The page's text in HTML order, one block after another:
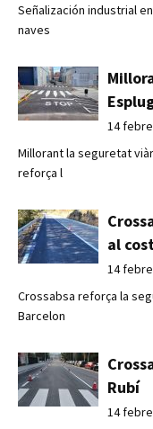
Señalización industrial
naves
14
Millorant la seguretat
reforça l
al
14
Crossabsa reforça la
Barcelon
Rubí
14